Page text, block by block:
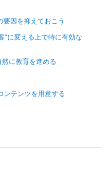
因を抑えておこう
”に変える上で特に有効な
に教育を進める
テンツを用意する